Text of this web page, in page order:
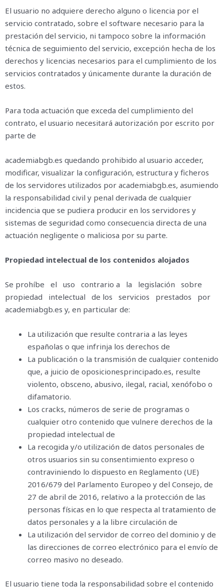
El usuario no adquiere derecho alguno o licencia por el
servicio contratado, sobre el software necesario para la
prestación del servicio, ni tampoco sobre la información
técnica de seguimiento del servicio, excepción hecha de los
derechos y licencias necesarios para el cumplimiento de los
servicios contratados y únicamente durante la duración de
estos.
Para toda actuación que exceda del cumplimiento del
contrato, el usuario necesitará autorización por escrito por
parte de
academiabgb.es quedando prohibido al usuario acceder,
modificar, visualizar la configuración, estructura y ficheros
de los servidores utilizados por academiabgb.es, asumiendo
la responsabilidad civil y penal derivada de cualquier
incidencia que se pudiera producir en los servidores y
sistemas de seguridad como consecuencia directa de una
actuación negligente o maliciosa por su parte.
Propiedad intelectual de los contenidos alojados
Se prohíbe el uso contrario a la legislación sobre
propiedad intelectual de los servicios prestados por
academiabgb.es y, en particular de:
La utilización que resulte contraria a las leyes
españolas o que infrinja los derechos de
La publicación o la transmisión de cualquier contenido
que, a juicio de oposicionesprincipado.es, resulte
violento, obsceno, abusivo, ilegal, racial, xenófobo o
difamatorio.
Los cracks, números de serie de programas o
cualquier otro contenido que vulnere derechos de la
propiedad intelectual de
La recogida y/o utilización de datos personales de
otros usuarios sin su consentimiento expreso o
contraviniendo lo dispuesto en Reglamento (UE)
2016/679 del Parlamento Europeo y del Consejo, de
27 de abril de 2016, relativo a la protección de las
personas físicas en lo que respecta al tratamiento de
datos personales y a la libre circulación de
La utilización del servidor de correo del dominio y de
las direcciones de correo electrónico para el envío de
correo masivo no deseado.
El usuario tiene toda la responsabilidad sobre el contenido